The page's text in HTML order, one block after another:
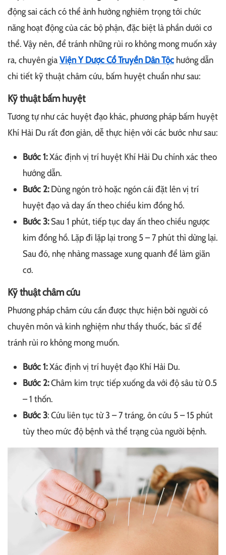
động sai cách có thể ảnh hưởng nghiêm trọng tới chức
năng hoạt động của các bộ phận, đặc biệt là phần dưới cơ
thể. Vậy nên, để tránh những rủi ro không mong muốn xảy
ra, chuyên giaViện Y Dược Cổ Truyền Dân Tộc hướng dẫn
chi tiết kỹ thuật châm cứu, bấm huyệt chuẩn như sau:
Kỹ thuật bấm huyệt
Tương tự như các huyệt đạo khác, phương pháp bấm huyệt
Khí Hải Du rất đơn giản, dễ thực hiện với các bước như sau:
Bước 1:Xác định vị trí huyệt Khí Hải Du chính xác theo
hướng dẫn.
Bước 2:Dùng ngón trỏ hoặc ngón cái đặt lên vị trí
huyệt đạo và day ấn theo chiều kim đồng hồ.
Bước 3:Sau 1 phút, tiếp tục day ấn theo chiều ngược
kim đồng hồ. Lặp đi lặp lại trong 5 – 7 phút thì dừng lại.
Sau đó, nhẹ nhàng massage xung quanh để làm giãn
cơ.
Kỹ thuật châm cứu
Phương pháp châm cứu cần được thực hiện bởi người có
chuyên môn và kinh nghiệm như thầy thuốc, bác sĩ để
tránh rủi ro không mong muốn.
Bước 1:Xác định vị trí huyệt đạo Khí Hải Du.
Bước 2:Châm kim trực tiếp xuống da với độ sâu từ 0.5
– 1 thốn.
Bước 3: Cứu liên tục từ 3 – 7 tráng, ôn cứu 5 – 15 phút
tùy theo mức độ bệnh và thể trạng của người bệnh.